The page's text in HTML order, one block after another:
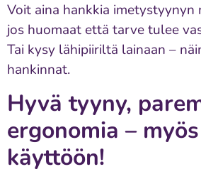
Voit aina hankkia imetystyynyn
jos huomaat että tarve tulee
Tai kysy lähipiiriltä lainaan –
hankinnat.
Hyvä tyyny,
ergonomia –
käyttöön!